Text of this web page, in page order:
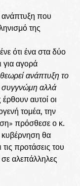
ανάπτυξη που
της
ότι ένα στα δύο
για αγορά
ανάπτυξη το
συγγνώμη αλλά
αυτοί οι
τομέα, την
πρόσθεσε ο κ.
θα
προτάσεις του
αλεπάλληλες